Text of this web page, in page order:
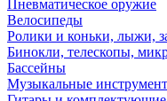
Пневматическое оружие
Велосипеды
Ролики и коньки, лыжи,
Бинокли, телескопы,
Бассейны
Музыкальные